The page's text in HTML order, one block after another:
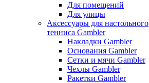
Для помещений
Для улицы
Аксессуары для настольного
тенниса Gambler
Накладки Gambler
Основания Gambler
Сетки и мячи Gambler
Чехлы Gambler
Ракетки Gambler